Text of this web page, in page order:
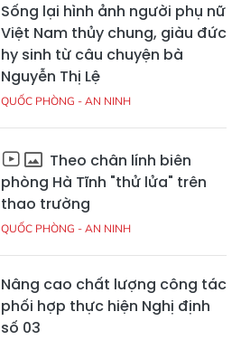
Sống lại hình ảnh người phụ nữ
Việt Nam thủy chung, giàu đức
hy sinh từ câu chuyện bà
Nguyễn Thị Lệ
QUỐC PHÒNG - AN NINH
Theo chân lính biên
phòng Hà Tĩnh "thử lửa" trên
thao trường
QUỐC PHÒNG - AN NINH
Nâng cao chất lượng công tác
phối hợp thực hiện Nghị định
số 03